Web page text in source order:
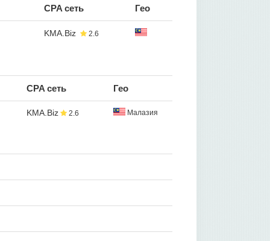
CPA сеть Гео
KMA.Biz 2.6
CPA сеть Гео
KMA.Biz 2.6 Малазия